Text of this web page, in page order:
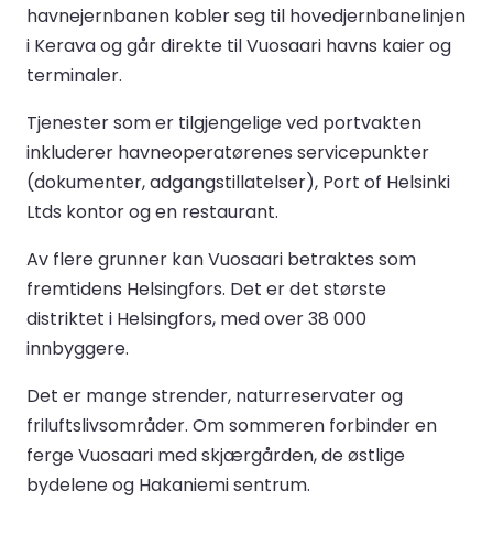
havnejernbanen kobler seg til hovedjernbanelinjen
i Kerava og går direkte til Vuosaari havns kaier og
terminaler.
Tjenester som er tilgjengelige ved portvakten
inkluderer havneoperatørenes servicepunkter
(dokumenter, adgangstillatelser), Port of Helsinki
Ltds kontor og en restaurant.
Av flere grunner kan Vuosaari betraktes som
fremtidens Helsingfors. Det er det største
distriktet i Helsingfors, med over 38 000
innbyggere.
Det er mange strender, naturreservater og
friluftslivsområder. Om sommeren forbinder en
ferge Vuosaari med skjærgården, de østlige
bydelene og Hakaniemi sentrum.